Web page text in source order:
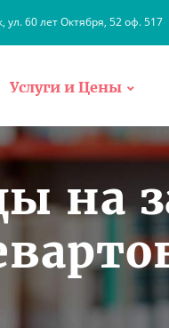
ул. 60 лет Октября, 52 оф. 517
Услуги и Цены
на